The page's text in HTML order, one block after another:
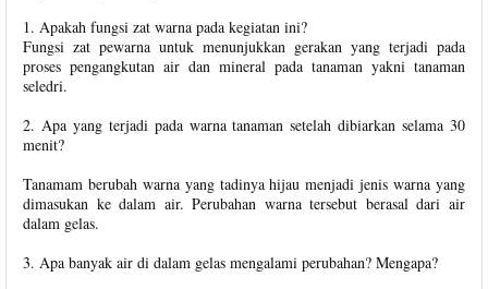
1. Apakah fungsi zat warna pada kegiatan ini?
Fungsi zat pewarna untuk menunjukkan gerakan yang terjadi pada
proses pengangkutan air dan mineral pada tanaman yakni tanaman
seledri.
2. Apa yang terjadi pada warna tanaman setelah dibiarkan selama 30
menit?
Tanamam berubah warna yang tadinya hijau menjadi jenis warna yang
dimasukan ke dalam air. Perubahan warna tersebut berasal dari air
dalam gelas.
3. Apa banyak air di dalam gelas mengalami perubahan? Mengapa?